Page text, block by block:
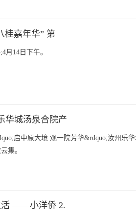
桂嘉年华” 第
月14日下午。
华城汤泉合院产
启中原大境 观一院芳华&rdquo;汝州乐
集。
活 ——小洋侨 2.